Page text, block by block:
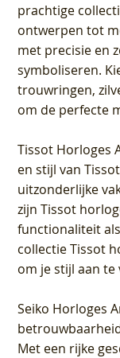
prachtige
ontwerpen tot
met precisie en
symboliseren.
trouwringen,
om de perfecte
Tissot Horloges
en stijl van
uitzonderlijke
zijn Tissot
functionaliteit
collectie Tissot
om je stijl aan te
Seiko Horloges
Met een rijke